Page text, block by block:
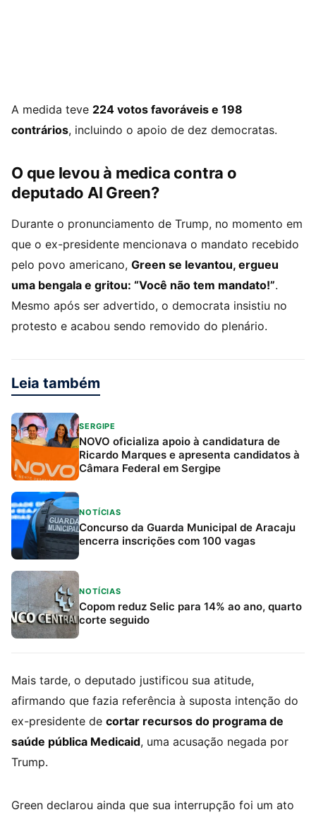
A medida teve 224 votos favoráveis e 198
contrários, incluindo o apoio de dez democratas.
O que levou à medica contra o
deputado Al Green?
Durante o pronunciamento de Trump, no momento em
que o ex-presidente mencionava o mandato recebido
pelo povo americano, Green se levantou, ergueu
uma bengala e gritou: “Você não tem mandato!”.
Mesmo após ser advertido, o democrata insistiu no
protesto e acabou sendo removido do plenário.
Leia também
SERGIPE
NOVO oficializa apoio à candidatura de
Ricardo Marques e apresenta candidatos à
Câmara Federal em Sergipe
NOTÍCIAS
Concurso da Guarda Municipal de Aracaju
encerra inscrições com 100 vagas
NOTÍCIAS
Copom reduz Selic para 14% ao ano, quarto
corte seguido
Mais tarde, o deputado justificou sua atitude,
afirmando que fazia referência à suposta intenção do
ex-presidente de cortar recursos do programa de
saúde pública Medicaid, uma acusação negada por
Trump.
Green declarou ainda que sua interrupção foi um ato